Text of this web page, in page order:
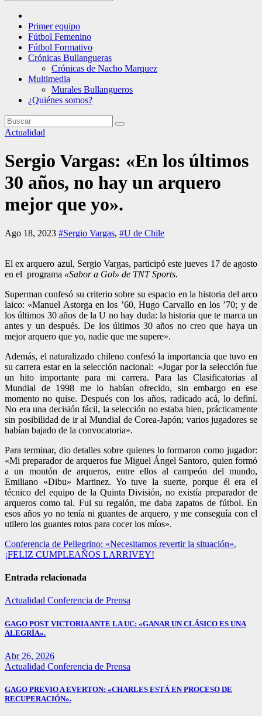
Primer equipo
Fútbol Femenino
Fútbol Formativo
Crónicas Bullangueras
Crónicas de Nacho Marquez
Multimedia
Murales Bullangueros
¿Quiénes somos?
Actualidad
Sergio Vargas: «En los últimos
30 años, no hay un arquero
mejor que yo».
Ago 18, 2023 #Sergio Vargas, #U de Chile
El ex arquero azul, Sergio Vargas, participó este jueves 17 de agosto
en el programa «Sabor a Gol» de TNTSports.
Superman confesó su criterio sobre su espacio en la historia del arco
laico: «Manuel Astorga en los ’60, Hugo Carvallo en los ’70; y de
los últimos 30 años de la U no hay duda: la historia que te marca un
antes y un después. De los últimos 30 años no creo que haya un
mejor arquero que yo, nadie que me supere».
Además, el naturalizado chileno confesó la importancia que tuvo en
su carrera estar en la selección nacional: «Jugar por la selección fue
un hito importante para mi carrera. Para las Clasificatorias al
Mundial de 1998 me lo habían ofrecido, sin embargo en ese
momento no quise. Después con los años, radicado acá, lo definí.
No era una decisión fácil, la selección no estaba bien, prácticamente
sin posibilidad de ir al Mundial de Corea-Japón; varios jugadores se
habían bajado de la convocatoria».
Para terminar, dio detalles sobre quienes lo formaron como jugador:
«Mi preparador de arqueros fue Miguel Ángel Santoro, quien formó
a un montón de arqueros, entre ellos al campeón del mundo,
Emiliano «Dibu» Martinez. Yo tuve la suerte, porque él era el
técnico del equipo de la Quinta División, no existía preparador de
arqueros como tal. Fui su regalón, me daba zapatos de fútbol. En
esos años yo no tenía ni guantes de arquero, y me conseguía con el
utilero los guantes rotos para cocer los míos».
Navegación
de
entradas
Conferencia de Pellegrino: «Necesitamos revertir la situación».
¡FELIZ CUMPLEAÑOS LARRIVEY!
Entrada relacionada
Actualidad Conferencia de Prensa
GAGO POST VICTORIA ANTE LA UC: «GANAR UN CLÁSICO ES UNA
ALEGRÍA».
Abr 26, 2026
Actualidad Conferencia de Prensa
GAGO PREVIO A EVERTON: «CHARLES ESTÁ EN PROCESO DE
RECUPERACIÓN».